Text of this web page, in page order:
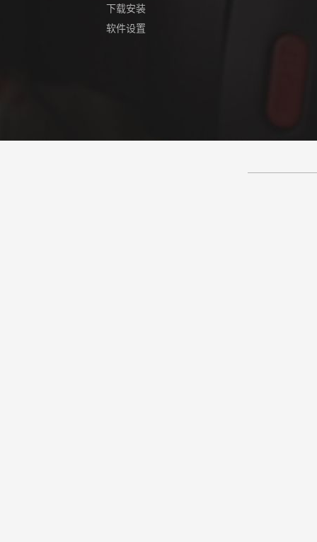
下载安装
软件设置